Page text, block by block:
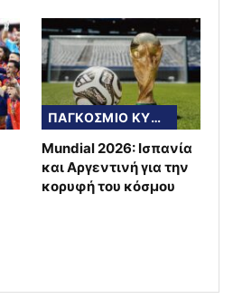
ΠΑΓΚΟΣΜΙΟ ΚΥΠΕΛΛΟ
Mundial 2026: Ισπανία
και Αργεντινή για την
κορυφή του κόσμου